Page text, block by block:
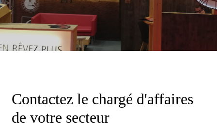
Contactez le chargé d'affaires
de votre secteur